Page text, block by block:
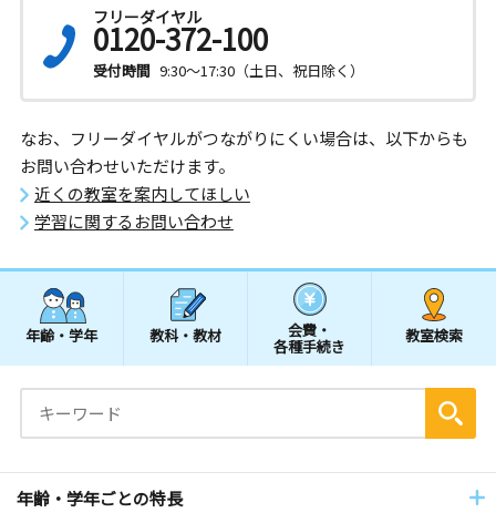
フリーダイヤル
0120-372-100
受付時間 9:30～17:30（土日、祝日除く）
なお、フリーダイヤルがつながりにくい場合は、以下からも
お問い合わせいただけます。
近くの教室を案内してほしい
学習に関するお問い合わせ
年齢・学年 教科・教材 会費・
各種手続き
教室検索
年齢・学年ごとの特長